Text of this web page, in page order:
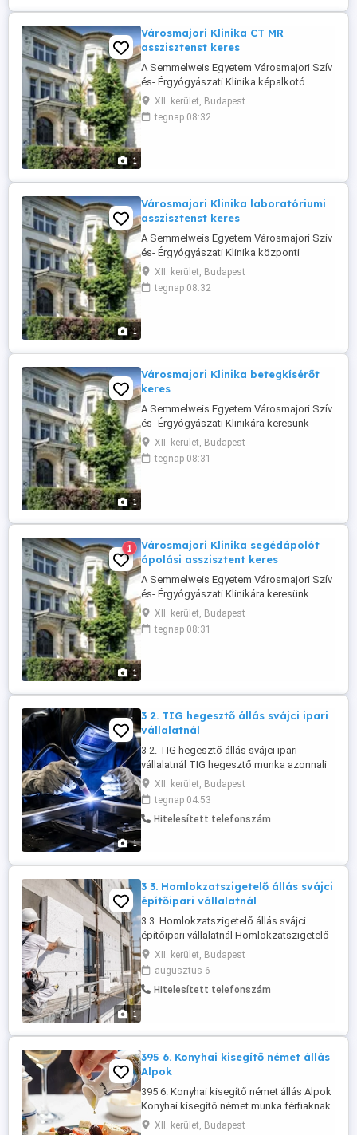
Amit ...
1
Városmajori Klinika CT MR
asszisztenst keres
A Semmelweis Egyetem Városmajori Szív
és- Érgyógyászati Klinika képalkotó
diagnosztikai részlegének újonnan nyíló
CT MR laborjába keresünk diagnosztikai
képalkotó BSc szakasszisztensi, CT MR
...
XII. kerület, Budapest
tegnap 08:32
1
Városmajori Klinika laboratóriumi
asszisztenst keres
A Semmelweis Egyetem Városmajori Szív
és- Érgyógyászati Klinika központi
laboratóriumába keresünk általános
laboratóriumi asszisztensi, vagy orvosi
laboratóriumi és képalkotó diagnosztikai
munkavégzés, ...
XII. kerület, Budapest
tegnap 08:32
1
Városmajori Klinika betegkísérőt
keres
A Semmelweis Egyetem Városmajori Szív
és- Érgyógyászati Klinikára keresünk
munkatársat betegkísérői munkakörbe.
Betegkísérői végzettség megléte,
gyakorlat előnyt jelent! Elvárások: önálló
hosszú távú ...
XII. kerület, Budapest
tegnap 08:31
1
1
Városmajori Klinika segédápolót
ápolási asszisztent keres
A Semmelweis Egyetem Városmajori Szív
és- Érgyógyászati Klinikára keresünk
ápolási asszisztensi végzettséggel
rendelkező egészségügyi szakembert.
Elvárások: kiváló kommunikációs
Amit kínálunk: kiváló ...
XII. kerület, Budapest
tegnap 08:31
1
3 2. TIG hegesztő állás svájci ipari
vállalatnál
3 2. TIG hegesztő állás svájci ipari
vállalatnál TIG hegesztő munka azonnali
kezdéssel, A2 német tudással és szakmai
tapasztalattal. A bruttó órabér 35 CHF óra,
amely havi 168 órás munkavégzés esetén
5.880 CHF bruttó fizetést jelent, ezen felül
XII. kerület, Budapest
tegnap 04:53
Hitelesített telefonszám
1
3 3. Homlokzatszigetelő állás svájci
építőipari vállalatnál
3 3. Homlokzatszigetelő állás svájci
építőipari vállalatnál Homlokzatszigetelő
munka azonnali kezdéssel, A2 német
tudással és szakmai tapasztalattal. A
bruttó órabér 36 CHF óra, amely havi 168
órás munkavégzés esetén 6.048 CHF
XII. kerület, Budapest
augusztus 6
Hitelesített telefonszám
395 6. Konyhai kisegítő német állás
Alpok
395 6. Konyhai kisegítő német állás Alpok
Konyhai kisegítő német munka férfiaknak
augusztus végétől november 3-ig A2
XII. kerület, Budapest